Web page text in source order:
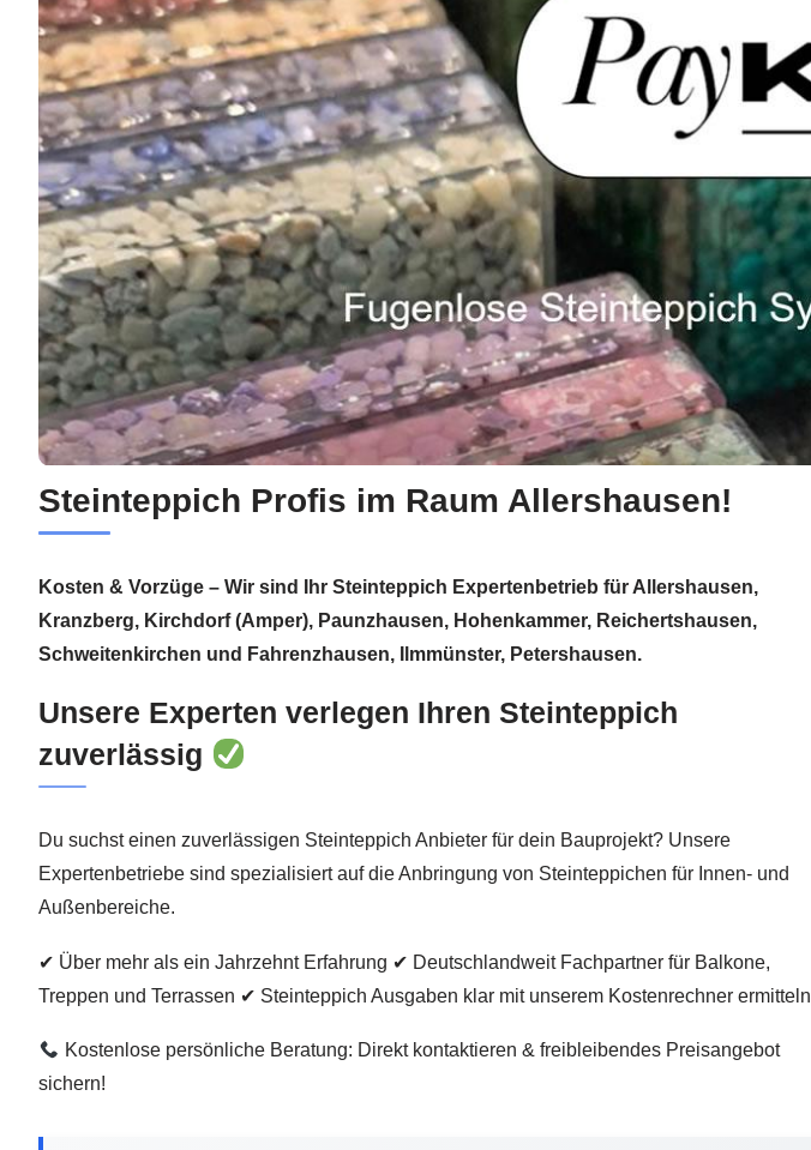
Steinteppich Profis im Raum Allershausen!
Kosten & Vorzüge – Wir sind Ihr Steinteppich Expertenbetrieb für Allershausen,
Kranzberg, Kirchdorf (Amper), Paunzhausen, Hohenkammer, Reichertshausen,
Schweitenkirchen und Fahrenzhausen, Ilmmünster, Petershausen.
Unsere Experten verlegen Ihren Steinteppich
zuverlässig
Du suchst einen zuverlässigen Steinteppich Anbieter für dein Bauprojekt? Unsere
Expertenbetriebe sind spezialisiert auf die Anbringung von Steinteppichen für Innen- und
Außenbereiche.
✔ Über mehr als ein Jahrzehnt Erfahrung ✔ Deutschlandweit Fachpartner für Balkone,
Treppen und Terrassen ✔ Steinteppich Ausgaben klar mit unserem Kostenrechner ermitteln
Kostenlose persönliche Beratung: Direkt kontaktieren & freibleibendes Preisangebot
sichern!